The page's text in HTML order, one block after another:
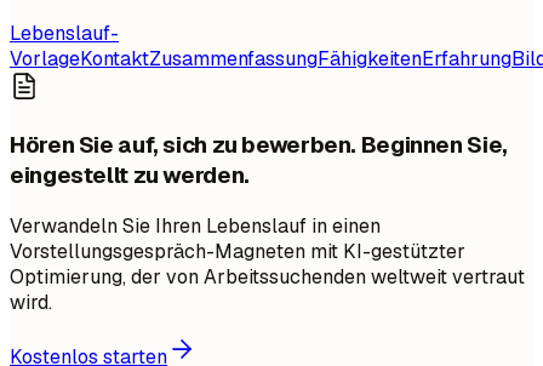
Lebenslauf-
VorlageKontaktZusammenfassungFähigkeitenErfahrung
Hören Sie auf, sich zu bewerben. Beginnen Sie,
eingestellt zu werden.
Verwandeln Sie Ihren Lebenslauf in einen
Vorstellungsgespräch-Magneten mit KI-gestützter
Optimierung, der von Arbeitssuchenden weltweit vertraut
wird.
Kostenlos starten